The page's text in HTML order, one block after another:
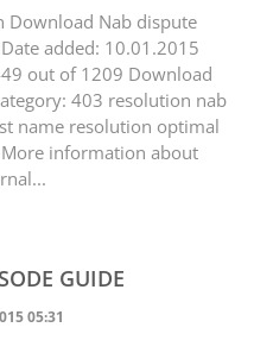
Download Nab dispute
added: 10.01.2015
out of 1209 Download
403 resolution nab
name resolution optimal
information about
GUIDE
05:31